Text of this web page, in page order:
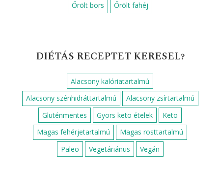
Őrölt bors
Őrölt fahéj
DIÉTÁS RECEPTET KERESEL?
Alacsony kalóriatartalmú
Alacsony szénhidráttartalmú
Alacsony zsírtartalmú
Gluténmentes
Gyors keto ételek
Keto
Magas fehérjetartalmú
Magas rosttartalmú
Paleo
Vegetáriánus Vegán